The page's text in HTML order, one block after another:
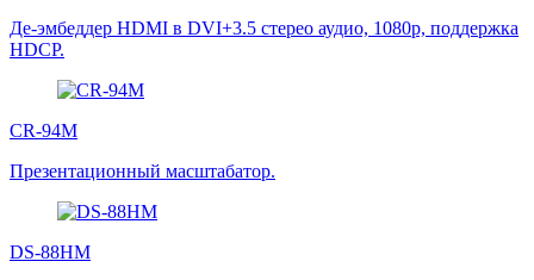
Де-эмбеддер HDMI в DVI+3.5 стерео аудио, 1080p, поддержка
HDCP.
CR-94M
Презентационный масштабатор.
DS-88HM